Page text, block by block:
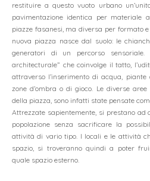
dueA architetti sagl
restituire a questo vuoto urbano
pavimentazione identica per materiale
piazze fasanesi, ma diversa per formato
nuova piazza nasce dal suolo: le
generatori di un percorso sensoriale.
architecturale” che coinvolge il tatto,
attraverso l’inserimento di acqua,
zone d’ombra o di gioco. Le diverse
della piazza, sono infatti state pensate
Attrezzate sapientemente, si prestano ad
popolazione senza sacrificare la
attività di vario tipo. I locali e le attività
spazio, si troveranno quindi a poter
quale spazio esterno.